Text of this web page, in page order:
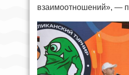
взаимоотношений», —